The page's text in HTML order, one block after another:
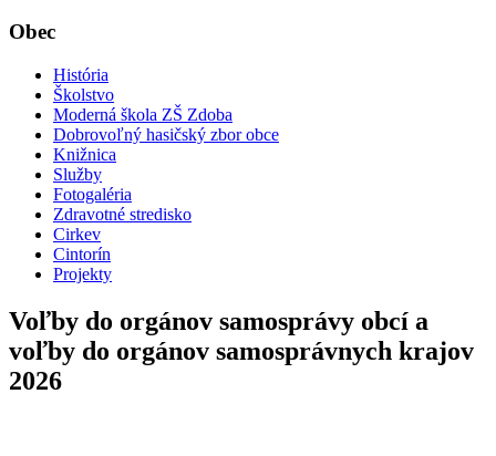
Obec
História
Školstvo
Moderná škola ZŠ Zdoba
Dobrovoľný hasičský zbor obce
Knižnica
Služby
Fotogaléria
Zdravotné stredisko
Cirkev
Cintorín
Projekty
Voľby do orgánov samosprávy obcí a
voľby do orgánov samosprávnych krajov
2026